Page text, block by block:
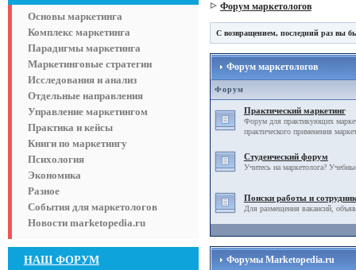
Основы маркетинга
Комплекс маркетинга
Парадигмы маркетинга
Маркетинговые стратегии
Исследования и анализ
Отдельные направления
Управление маркетингом
Практика и кейсы
Книги по маркетингу
Психология
Экономика
Разное
События для маркетологов
Новости marketopedia.ru
НАШ ФОРУМ
Форум маркетологов
С возвращением, последний раз вы
Форум маркетологов
Форум
Практический маркетинг
Форум для практикующих
практического применения
Студенческий форум
Учитесь на маркетолога?
Поиски работы и
Для размещения вакансий,
Форумы Marketopedia.ru